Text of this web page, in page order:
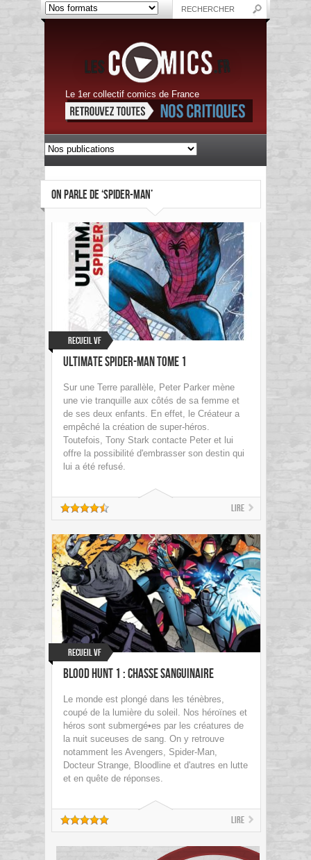
Le 1er collectif comics de France
ON PARLE DE ‘SPIDER-MAN’
Recueil VF
Ultimate Spider-Man tome 1
Sur une Terre parallèle, Peter Parker mène
une vie tranquille aux côtés de sa femme et
de ses deux enfants. En effet, le Créateur a
empêché la création de super-héros.
Toutefois, Tony Stark contacte Peter et lui
offre la possibilité d'embrasser son destin qui
lui a été refusé.
Lire
Recueil VF
Blood Hunt 1 : Chasse sanguinaire
Le monde est plongé dans les ténèbres,
coupé de la lumière du soleil. Nos héroïnes et
héros sont submergé•es par les créatures de
la nuit suceuses de sang. On y retrouve
notamment les Avengers, Spider-Man,
Docteur Strange, Bloodline et d'autres en lutte
et en quête de réponses.
Lire